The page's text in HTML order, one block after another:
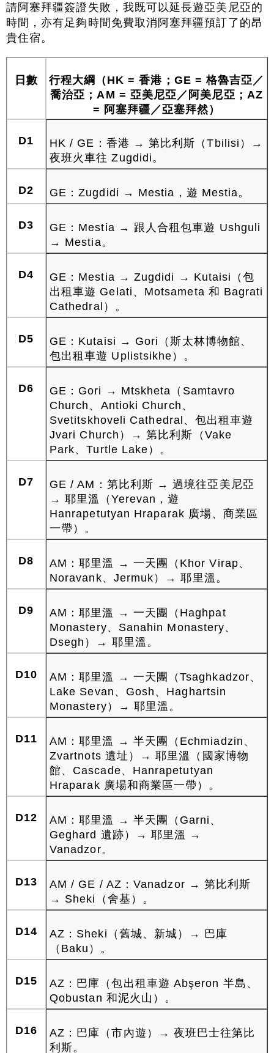
請阿塞拜疆簽證失敗，我既可以延長遊亞美尼亞的
時間，亦有足夠時間免費取消阿塞拜疆預訂了的昂
貴住宿。
日數
行程大綱（HK = 香港；GE = 格魯吉亞／
喬治亞；AM = 亞美尼亞／阿美尼亞；AZ
= 阿塞拜疆／亞塞拜然）
D1
HK / GE：香港 → 第比利斯（Tbilisi）→
夜班火車往 Zugdidi。
D2 GE：Zugdidi → Mestia，遊 Mestia。
D3
GE：Mestia → 跟人合租包車遊 Ushguli
→ Mestia。
D4
GE：Mestia → Zugdidi → Kutaisi（包
出租車遊 Gelati、Motsameta 和 Bagrati
Cathedral）。
D5
GE：Kutaisi → Gori（斯太林博物館、
包出租車遊 Uplistsikhe）。
D6
GE：Gori → Mtskheta（Samtavro
Church、Antioki Church、
Svetitskhoveli Cathedral、包出租車遊
Jvari Church）→ 第比利斯（Vake
Park、Turtle Lake）。
D7
GE / AM：第比利斯 → 過境往亞美尼亞
→ 耶里溫（Yerevan，遊
Hanrapetutyan Hraparak 廣場、商業區
一帶）。
D8
AM：耶里溫 → 一天團（Khor Virap、
Noravank、Jermuk）→ 耶里溫。
D9
AM：耶里溫 → 一天團（Haghpat
Monastery、Sanahin Monastery、
Dsegh）→ 耶里溫。
D10
AM：耶里溫 → 一天團（Tsaghkadzor、
Lake Sevan、Gosh、Haghartsin
Monastery）→ 耶里溫。
D11
AM：耶里溫 → 半天團（Echmiadzin、
Zvartnots 遺址）→ 耶里溫（國家博物
館、Cascade、Hanrapetutyan
Hraparak 廣場和商業區一帶）。
D12
AM：耶里溫 → 半天團（Garni、
Geghard 遺跡）→ 耶里溫 →
Vanadzor。
D13
AM / GE / AZ：Vanadzor → 第比利斯
→ Sheki（舍基）。
D14
AZ：Sheki（舊城、新城）→ 巴庫
（Baku）。
D15
AZ：巴庫（包出租車遊 Abşeron 半島、
Qobustan 和泥火山）。
D16
AZ：巴庫（市內遊）→ 夜班巴士往第比
利斯。